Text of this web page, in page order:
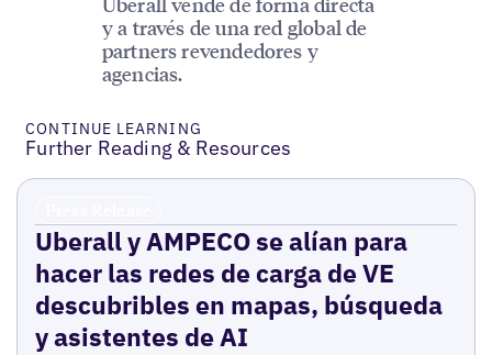
y a través de una red global de
partners revendedores y
agencias.
CONTINUE LEARNING
Further Reading & Resources
Uberall y AMPECO se alían para
hacer las redes de carga de VE
descubribles en mapas, búsqueda
y asistentes de AI